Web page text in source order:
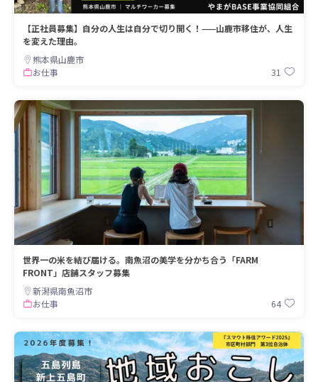
【正社員募集】自分の人生は自分で切り開く！——山鹿市移住が、人生
を変えた理由。
熊本県山鹿市
お仕事
31
世界一の米を結び届ける。南魚沼の美学を分かち合う「FARM
FRONT」店舗スタッフ募集
新潟県南魚沼市
お仕事
64